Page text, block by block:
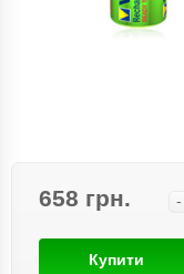
658 грн. -
Купити